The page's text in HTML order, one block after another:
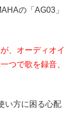
の「AG03」
、オーディオイ
つで歌を録音、
い方に困る心配